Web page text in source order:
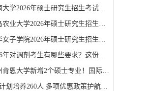
江南大学2026年硕士研究生招生考试复试参考书目
青岛农业大学2026年硕士研究生招生考试复试参考书目
中华女子学院2026年硕士研究生招生考试硕士研究生招生考试复试笔试参考书目
2026年对调剂考生有哪些要求？这份调剂攻略请收好
温州肯恩大学新增2个硕士专业！国际视野+全球认可
3年计划培养260人 多项优惠政策护航——贵州启动工程硕博士培养改革试点